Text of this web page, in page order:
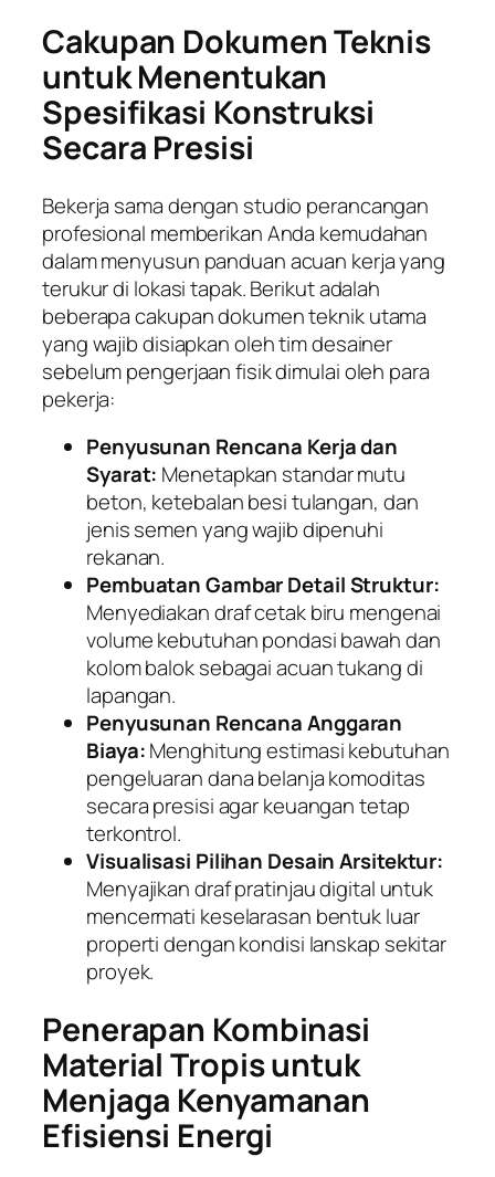
Cakupan Dokumen Teknis
untuk Menentukan
Spesifikasi Konstruksi
Secara Presisi
Bekerja sama dengan studio perancangan
profesional memberikan Anda kemudahan
dalam menyusun panduan acuan kerja yang
terukur di lokasi tapak. Berikut adalah
beberapa cakupan dokumen teknik utama
yang wajib disiapkan oleh tim desainer
sebelum pengerjaan fisik dimulai oleh para
pekerja:
Penyusunan Rencana Kerja dan
Syarat: Menetapkan standar mutu
beton, ketebalan besi tulangan, dan
jenis semen yang wajib dipenuhi
rekanan.
Pembuatan Gambar Detail Struktur:
Menyediakan draf cetak biru mengenai
volume kebutuhan pondasi bawah dan
kolom balok sebagai acuan tukang di
lapangan.
Penyusunan Rencana Anggaran
Biaya:Menghitung estimasi kebutuhan
pengeluaran dana belanja komoditas
secara presisi agar keuangan tetap
terkontrol.
Visualisasi Pilihan Desain Arsitektur:
Menyajikan draf pratinjau digital untuk
mencermati keselarasan bentuk luar
properti dengan kondisi lanskap sekitar
proyek.
Penerapan Kombinasi
Material Tropis untuk
Menjaga Kenyamanan
Efisiensi Energi